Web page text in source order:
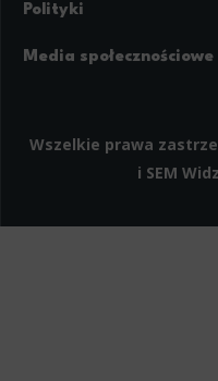
Polityki
Regulamin strony
Media społecznościowe
Wszelkie prawa
i SEM